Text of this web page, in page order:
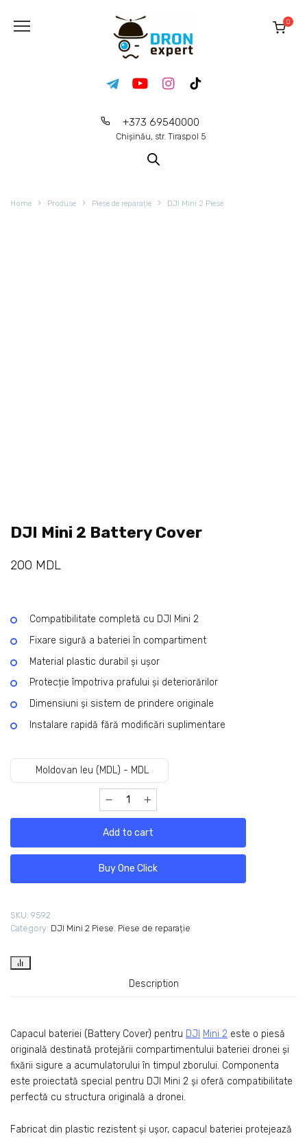
+373 69540000
Chișinău, str. Tiraspol 5
0
Home Produse Piese de reparație DJI Mini 2 Piese
DJI Mini 2 Battery Cover
200 MDL
Compatibilitate completă cu DJI Mini 2
Fixare sigură a bateriei în compartiment
Material plastic durabil și ușor
Protecție împotriva prafului și deteriorărilor
Dimensiuni și sistem de prindere originale
Instalare rapidă fără modificări suplimentare
Moldovan leu (MDL) - MDL
Add to cart
Buy One Click
SKU: 9592
Category: DJI Mini 2 Piese Piese de reparație
Description
Capacul bateriei (Battery Cover) pentru DJI Mini 2 este o piesă
originală destinată protejării compartimentului bateriei dronei și
fixării sigure a acumulatorului în timpul zborului. Componenta
este proiectată special pentru DJI Mini 2 și oferă compatibilitate
perfectă cu structura originală a dronei.
Fabricat din plastic rezistent și ușor, capacul bateriei protejează